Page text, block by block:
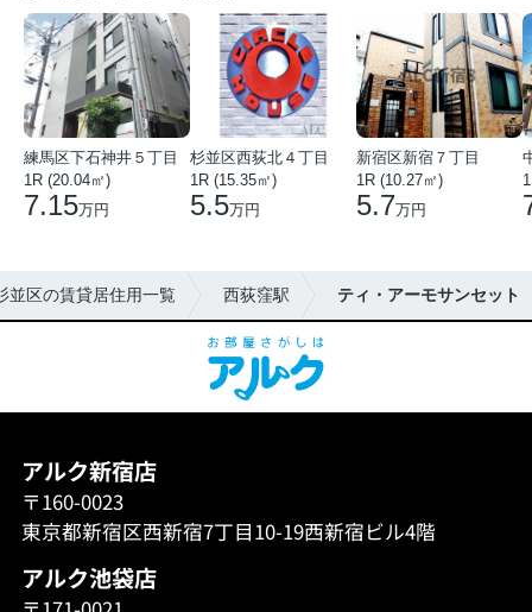
練馬区下石神井５丁目
1R (20.04㎡)
7.15万円
杉並区西荻北４丁目
1R (15.35㎡)
5.5万円
新宿区新宿７丁目
1R (10.27㎡)
5.7万円
並区の賃貸居住用一覧 西荻窪駅 ティ・アーモサンセット
アルク新宿店
〒160-0023
東京都新宿区西新宿7丁目10-19西新宿ビル4階
アルク池袋店